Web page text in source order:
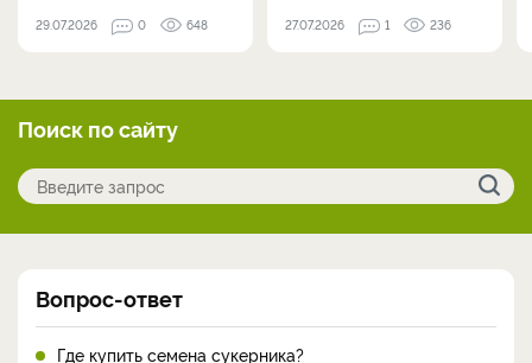
29.07.2026 0 648 27.07.2026 1 236
Поиск по сайту
Вопрос-ответ
Где купить семена сукерника?